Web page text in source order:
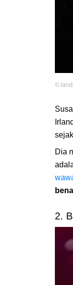
©
Dia
2.